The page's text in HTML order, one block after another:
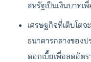
สหรัฐเป็นเงินบาทเ
เศรษฐกิจที่เติบโตจ
ธนาคารกลางของ
ดอกเบี้ยเพื่อลดอัตร